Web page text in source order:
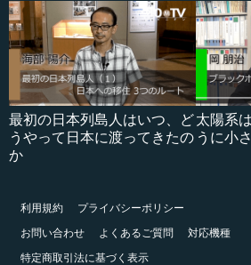
最初の日本列島人はいつ、ど
うやって日本に渡ってきたの
か
太陽系
うに小
利用規約
プライバシーポリシー
お問い合わせ
よくあるご質問
対応機種
特定商取引法に基づく表示